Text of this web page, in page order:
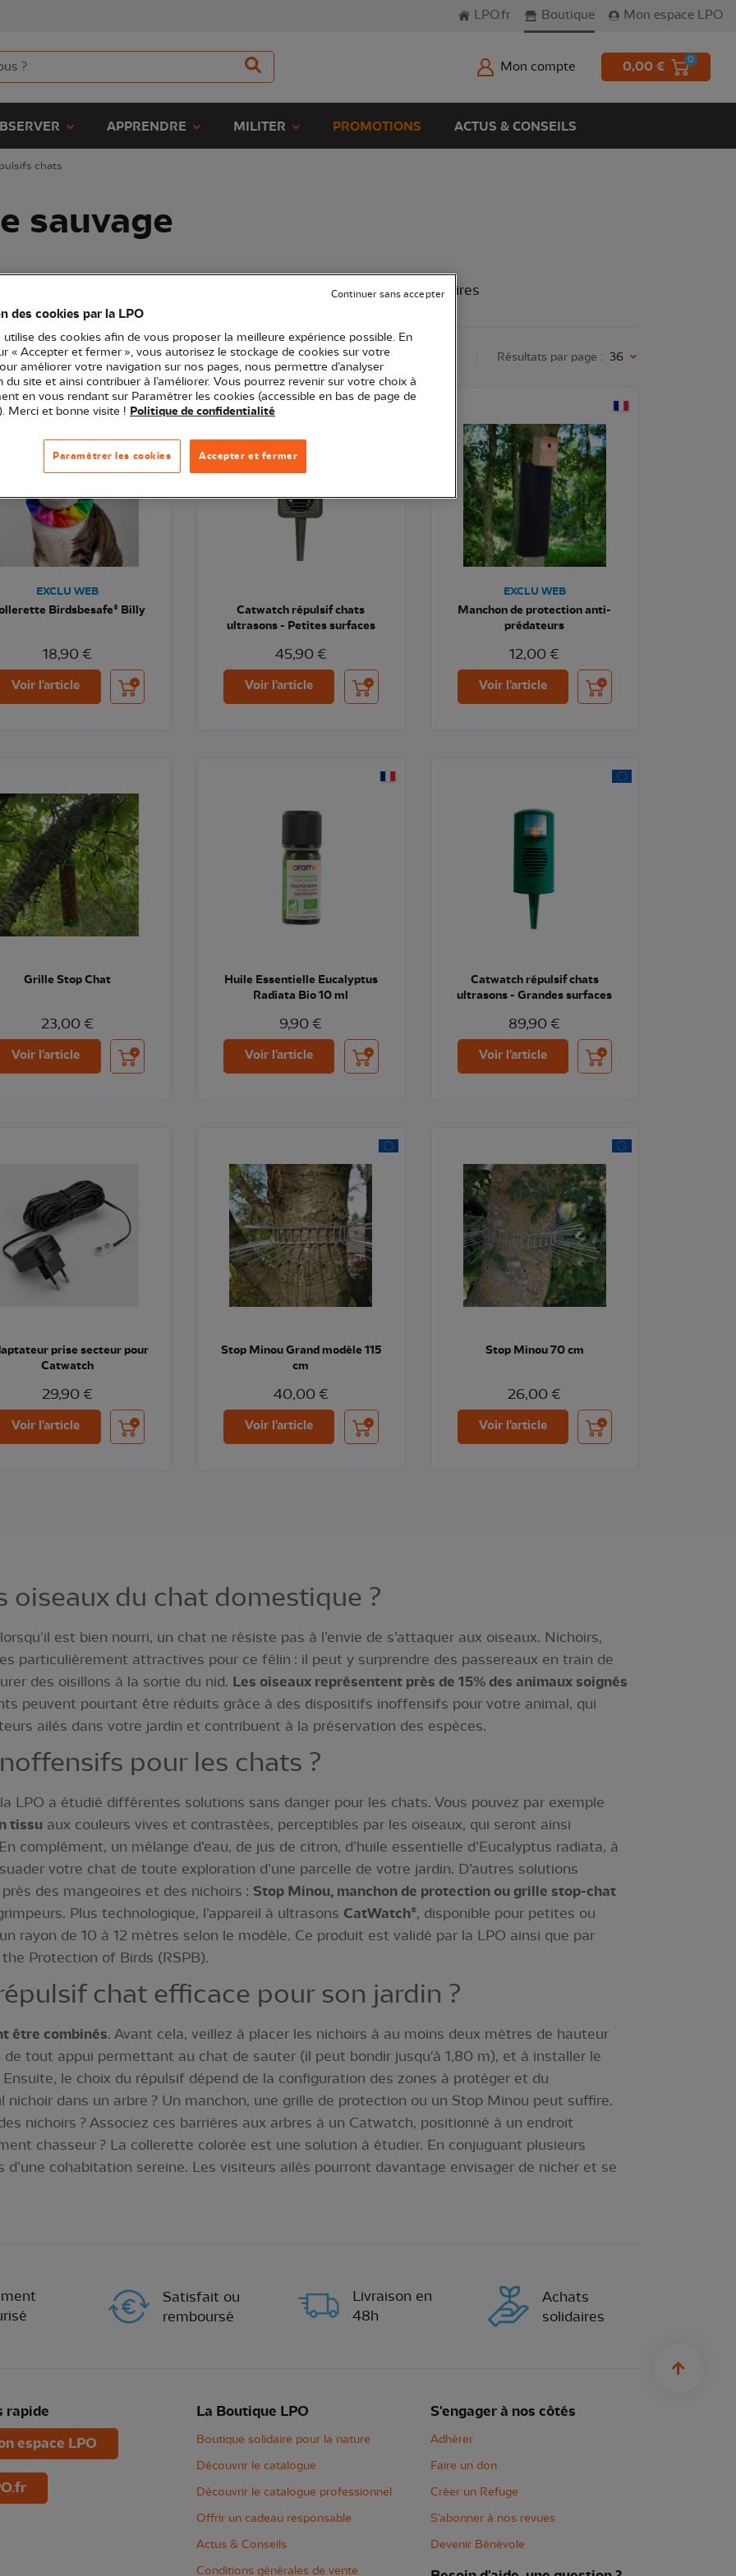
LPO.fr Boutique Mon espace LPO
Mon compte 0,00 € 0
APPRENDRE MILITER PROMOTIONS ACTUS & CONSEILS
chats
sauvage
Pièges chenilles processionaires
Trier par : nouveautés Résultats par page : 36
EXCLU WEB
Birdsbesafe® Billy
18,90 €
Voir l'article Ajouter au panier
Catwatch répulsif chats
ultrasons - Petites surfaces
45,90 €
Voir l'article Ajouter au panier
EXCLU WEB
Manchon de protection anti-
prédateurs
12,00 €
Voir l'article Ajouter au panier
Grille Stop Chat
23,00 €
Voir l'article Ajouter au panier
Huile Essentielle Eucalyptus
Radiata Bio 10 ml
9,90 €
Voir l'article Ajouter au panier
Catwatch répulsif chats
ultrasons - Grandes surfaces
89,90 €
Voir l'article Ajouter au panier
prise secteur pour
Catwatch
29,90 €
Voir l'article Ajouter au panier
Stop Minou Grand modèle 115
cm
40,00 €
Voir l'article Ajouter au panier
Stop Minou 70 cm
26,00 €
Voir l'article Ajouter au panier
oiseaux du chat domestique ?
est bien nourri, un chat ne résiste pas à l’envie de s’attaquer aux oiseaux. Nichoirs,
particulièrement attractives pour ce félin : il peut y surprendre des passereaux en train de
des oisillons à la sortie du nid. Les oiseaux représentent près de 15% des animaux soignés
peuvent pourtant être réduits grâce à des dispositifs inoffensifs pour votre animal, qui
ailés dans votre jardin et contribuent à la préservation des espèces.
pour les chats ?
LPO a étudié différentes solutions sans danger pour les chats. Vous pouvez par exemple
tissu aux couleurs vives et contrastées, perceptibles par les oiseaux, qui seront ainsi
complément, un mélange d’eau, de jus de citron, d’huile essentielle d’Eucalyptus radiata, à
votre chat de toute exploration d’une parcelle de votre jardin. D’autres solutions
des mangeoires et des nichoirs : Stop Minou, manchon de protection ou grille stop-chat
Plus technologique, l’appareil à ultrasons CatWatch®, disponible pour petites ou
rayon de 10 à 12 mètres selon le modèle. Ce produit est validé par la LPO ainsi que par
Protection of Birds (RSPB).
chat efficace pour son jardin ?
être combinés. Avant cela, veillez à placer les nichoirs à au moins deux mètres de hauteur
de tout appui permettant au chat de sauter (il peut bondir jusqu'à 1,80 m), et à installer le
Ensuite, le choix du répulsif dépend de la configuration des zones à protéger et du
dans un arbre ? Un manchon, une grille de protection ou un Stop Minou peut suffire.
nichoirs ? Associez ces barrières aux arbres à un Catwatch, positionné à un endroit
chasseur ? La collerette colorée est une solution à étudier. En conjuguant plusieurs
cohabitation sereine. Les visiteurs ailés pourront davantage envisager de nicher et se
Satisfait ou
remboursé
Livraison en
48h
Achats
solidaires
rapide
espace LPO
La Boutique LPO
Boutique solidaire pour la nature
Découvrir le catalogue
Découvrir le catalogue professionnel
Offrir un cadeau responsable
Actus & Conseils
Conditions générales de vente
S'engager à nos côtés
Adhérer
Faire un don
Créer un Refuge
S'abonner à nos revues
Devenir Bénévole
des cookies par la LPO
des cookies afin de vous proposer la meilleure expérience possible. En
« Accepter et fermer », vous autorisez le stockage de cookies sur votre
améliorer votre navigation sur nos pages, nous permettre d’analyser
du site et ainsi contribuer à l’améliorer. Vous pourrez revenir sur votre choix à
en vous rendant sur Paramétrer les cookies (accessible en bas de page de
Merci et bonne visite ! Politique de confidentialité
Accepter et fermer
Paramétrer les cookies
Continuer sans accepter